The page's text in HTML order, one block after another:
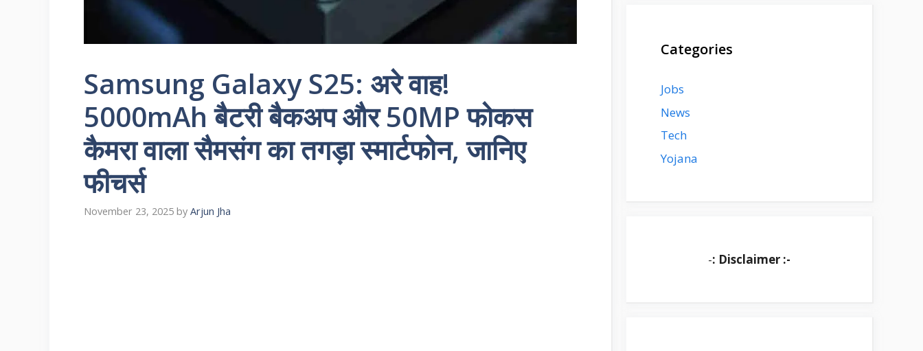
Samsung Galaxy S25: अरे वाह!
5000mAh बैटरी बैकअप और 50MP फोकस
कैमरा वाला सैमसंग का तगड़ा स्मार्टफोन, जानिए
फीचर्स
November 23, 2025 by Arjun Jha
Categories
Jobs
News
Tech
Yojana
-: Disclaimer :-